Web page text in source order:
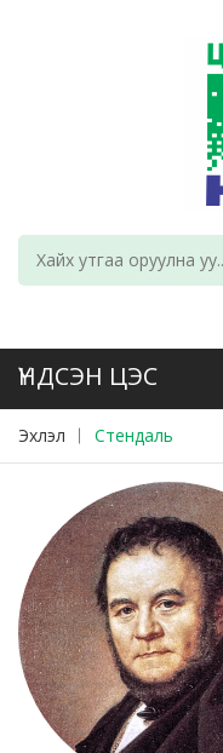
Эхлэл Стендаль